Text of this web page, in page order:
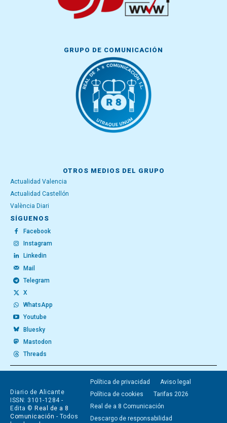
GRUPO DE COMUNICACIÓN
OTROS MEDIOS DEL GRUPO
Actualidad Valencia
Actualidad Castellón
València Diari
SÍGUENOS
Facebook
Instagram
Linkedin
Mail
Telegram
X
WhatsApp
Youtube
Bluesky
Mastodon
Threads
Diario de Alicante
ISSN: 3101-1284 -
Edita © Real de a 8
Comunicación - Todos
Política de privacidad
Aviso legal
Política de cookies
Tarifas 2026
Real de a 8 Comunicación
Descargo de responsabilidad